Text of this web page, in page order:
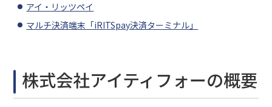
アイ・リッツペイ
マルチ決済端末「iRITSpay決済ターミナル」
株式会社アイティフォーの概要